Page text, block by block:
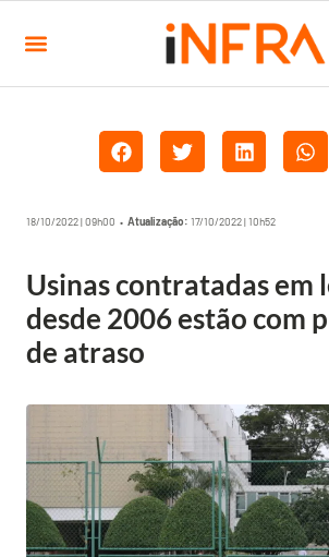
18/10/2022 | 09h00 • Atualização: 17/10/2022 | 10h52
Usinas contratadas em
desde 2006 estão com
de atraso